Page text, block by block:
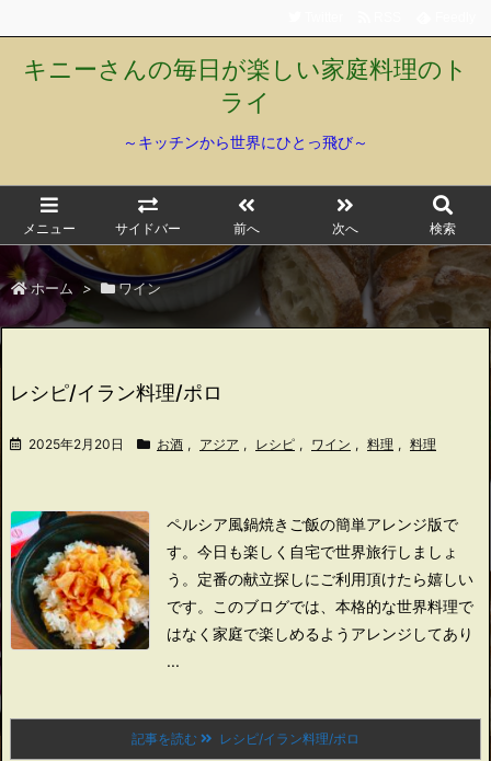
キニーさんの毎日が楽しい家庭料理のト
ライ
～キッチンから世界にひとっ飛び～
メニュー サイドバー 前へ 次へ 検索
ホーム > ワイン
レシピ/イラン料理/ポロ
2025年2月20日 お酒 , アジア , レシピ , ワイン , 料理 , 料理
ペルシア風鍋焼きご飯の簡単アレンジ版で
す。 今日も楽しく自宅で世界旅行しましょ
う。 定番の献立探しにご利用頂けたら嬉しい
です。
このブログでは、本格的な世界料理で
はなく家庭で楽しめるようアレンジしてあり
...
記事を読む レシピ/イラン料理/ポロ